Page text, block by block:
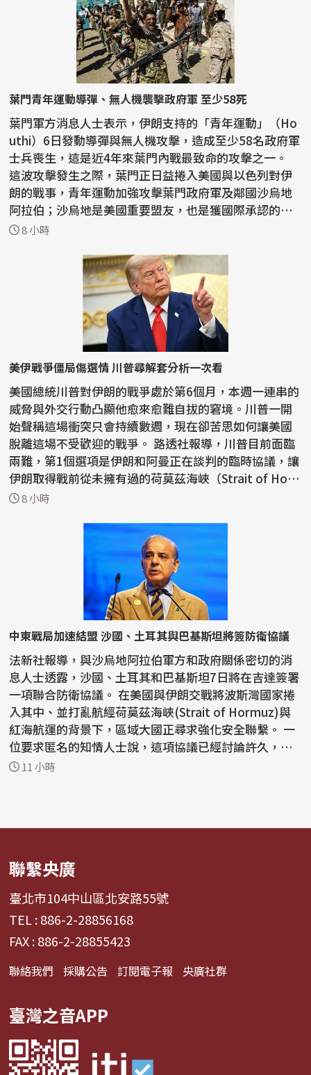
葉門青年運動導彈、無人機襲擊政府軍 至少58死
葉門軍方消息人士表示，伊朗支持的「青年運動」（Ho
uthi）6日發動導彈與無人機攻擊，造成至少58名政府軍
士兵喪生，這是近4年來葉門內戰最致命的攻擊之一。
這波攻擊發生之際，葉門正日益捲入美國與以色列對伊
朗的戰事，青年運動加強攻擊葉門政府軍及鄰國沙烏地
阿拉伯；沙烏地是美國重要盟友，也是獲國際承認的葉
門...8 小時
美伊戰爭僵局傷選情 川普尋解套分析一次看
美國總統川普對伊朗的戰爭處於第6個月，本週一連串的
威脅與外交行動凸顯他愈來愈難自拔的窘境。川普一開
始聲稱這場衝突只會持續數週，現在卻苦思如何讓美國
脫離這場不受歡迎的戰爭。 路透社報導，川普目前面臨
兩難，第1個選項是伊朗和阿曼正在談判的臨時協議，讓
伊朗取得戰前從未擁有過的荷莫茲海峽（Strait of Ho
r...8 小時
中東戰局加速結盟 沙國、土耳其與巴基斯坦將簽防衛協議
法新社報導，與沙烏地阿拉伯軍方和政府關係密切的消
息人士透露，沙國、土耳其和巴基斯坦7日將在吉達簽署
一項聯合防衛協議。 在美國與伊朗交戰將波斯灣國家捲
入其中、並打亂航經荷莫茲海峽(Strait of Hormuz)與
紅海航運的背景下，區域大國正尋求強化安全聯繫。 一
位要求匿名的知情人士說，這項協議已經討論許久，
但...11 小時
聯繫央廣
臺北市104中山區北安路55號
TEL : 886-2-28856168
FAX : 886-2-28855423
聯絡我們 採購公告 訂閱電子報 央廣社群
臺灣之音APP